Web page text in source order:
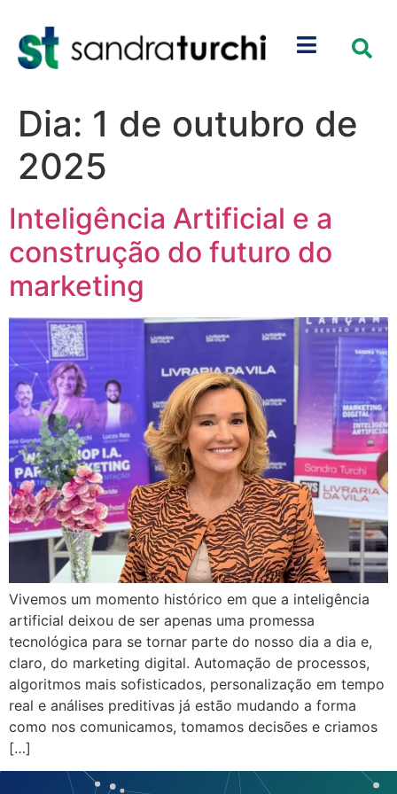
Dia: 1 de outubro de
2025
Inteligência Artificial e a
construção do futuro do
marketing
Vivemos um momento histórico em que a inteligência
artificial deixou de ser apenas uma promessa
tecnológica para se tornar parte do nosso dia a dia e,
claro, do marketing digital. Automação de processos,
algoritmos mais sofisticados, personalização em tempo
real e análises preditivas já estão mudando a forma
como nos comunicamos, tomamos decisões e criamos
[…]